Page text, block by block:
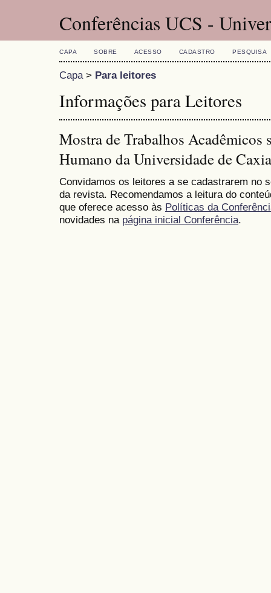
Conferências UCS -
CAPA SOBRE ACESSO CADASTRO PESQUISA
Capa> Para leitores
Informações para Leitores
Mostra de Trabalhos Acadêmicos
Humano da Universidade de
Convidamos os leitores a se cadastrarem no
da revista. Recomendamos a leitura do
que oferece acesso às Políticas da
novidades na página inicial Conferência.